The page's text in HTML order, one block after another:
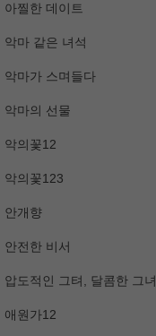
아찔한 데이트
악마 같은 녀석
악마가 스며들다
악마의 선물
악의꽃12
악의꽃123
안개향
안전한 비서
압도적인 그텨, 달콤한 그녀
애원가12